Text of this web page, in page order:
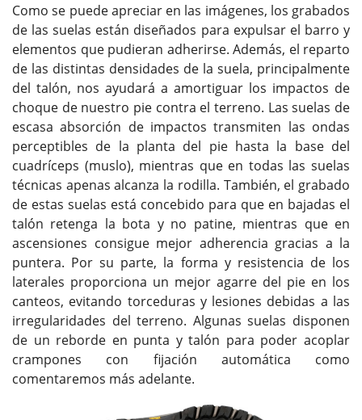
Como se puede apreciar en las imágenes, los grabados
de las suelas están diseñados para expulsar el barro y
elementos que pudieran adherirse. Además, el reparto
de las distintas densidades de la suela, principalmente
del talón, nos ayudará a amortiguar los impactos de
choque de nuestro pie contra el terreno. Las suelas de
escasa absorción de impactos transmiten las ondas
perceptibles de la planta del pie hasta la base del
cuadríceps (muslo), mientras que en todas las suelas
técnicas apenas alcanza la rodilla. También, el grabado
de estas suelas está concebido para que en bajadas el
talón retenga la bota y no patine, mientras que en
ascensiones consigue mejor adherencia gracias a la
puntera. Por su parte, la forma y resistencia de los
laterales proporciona un mejor agarre del pie en los
canteos, evitando torceduras y lesiones debidas a las
irregularidades del terreno. Algunas suelas disponen
de un reborde en punta y talón para poder acoplar
crampones con fijación automática como
comentaremos más adelante.